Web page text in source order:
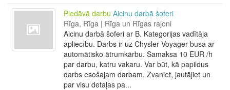
Piedāvā darbu Aicinu darbā šoferi
Rīga, Rīga | Rīga un Rīgas rajoni
Aicinu darbā šoferi ar B. Kategorijas vadītāja
apliecību. Darbs ir uz Chysler Voyager busa ar
automātisko ātrumkārbu. Samaksa 10 EUR /h
par darbu, katru vakaru. Var būt, kā papildus
darbs esošajam darbam. Zvaniet, jautājiet un
par visu detaļas pa...